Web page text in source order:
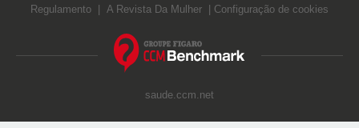
Regulamento
A Revista Da Mulher Configuração de cookies
saude.ccm.net